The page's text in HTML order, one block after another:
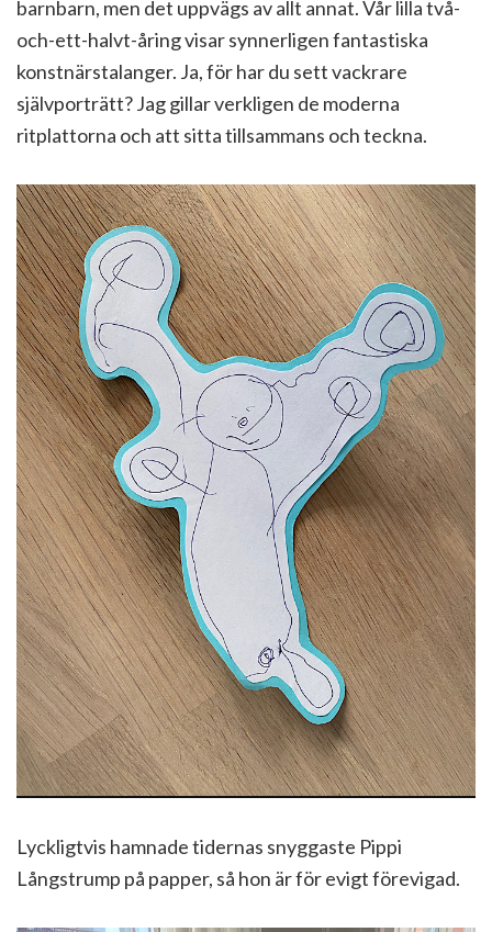
barnbarn, men det uppvägs av allt annat. Vår lilla två-
och-ett-halvt-åring visar synnerligen fantastiska
konstnärstalanger. Ja, för har du sett vackrare
självporträtt? Jag gillar verkligen de moderna
ritplattorna och att sitta tillsammans och teckna.
Lyckligtvis hamnade tidernas snyggaste Pippi
Långstrump på papper, så hon är för evigt förevigad.